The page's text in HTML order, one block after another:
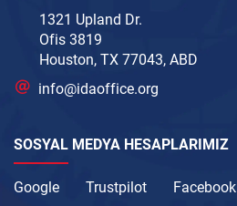
1321 Upland Dr.
Ofis 3819
Houston, TX 77043, ABD
info@idaoffice.org
SOSYAL MEDYA HESAPLARIMIZ
Google Trustpilot Facebook